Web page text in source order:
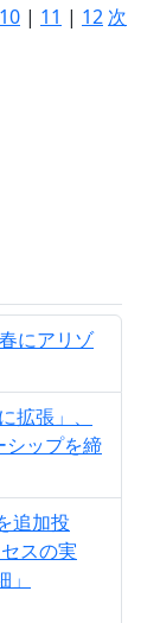
10 | 11 | 12 次
にアリゾ
拡張」、
シップを締
追加投
スの実